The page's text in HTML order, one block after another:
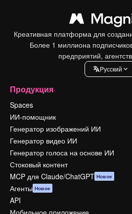
Креативная платформа для
Более 1 миллиона
предприятий,
Pусский
Продукция
Spaces
ИИ-помощник
Генератор изображений ИИ
Генератор видео ИИ
Генератор голоса на основе ИИ
Стоковый контент
MCP для Claude/ChatGPT Новое
Агенты Новое
API
Мобильное приложение